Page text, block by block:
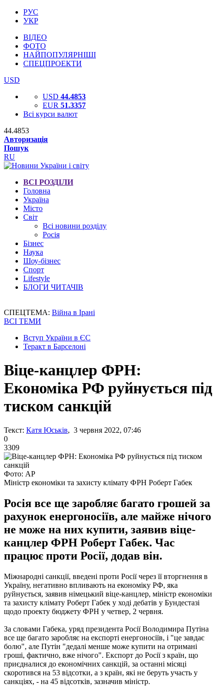
РУС
УКР
ВІДЕО
ФОТО
НАЙПОПУЛЯРНІШІ
СПЕЦПРОЕКТИ
USD
USD 44.4853
EUR 51.3357
Всі курси валют
44.4853
Авторизація
Пошук
RU
ВСІ РОЗДІЛИ
Головна
Україна
Місто
Світ
Всі новини розділу
Росія
Бізнес
Наука
Шоу-бізнес
Спорт
Lifestyle
БЛОГИ ЧИТАЧІВ
СПЕЦТЕМА: Війна в Ірані
ВСІ ТЕМИ
Вступ України в ЄС
Теракт в Барселоні
Віце-канцлер ФРН:
Економіка РФ руйнується під
тиском санкцій
Текст: Катя Юськів, 3 червня 2022, 07:46
0
3309
Фото: АР
Міністр економіки та захисту клімату ФРН Роберт Габек
Росія все ще заробляє багато грошей за
рахунок енергоносіїв, але майже нічого
не може на них купити, заявив віце-
канцлер ФРН Роберт Габек. Час
працює проти Росії, додав він.
Міжнародні санкції, введені проти Росії через її вторгнення в
Україну, негативно впливають на економіку РФ, яка
руйнується, заявив німецький віце-канцлер, міністр економіки
та захисту клімату Роберт Габек у ході дебатів у Бундестазі
щодо проекту бюджету ФРН у четвер, 2 червня.
За словами Габека, уряд президента Росії Володимира Путіна
все ще багато заробляє на експорті енергоносіїв, і "це завдає
болю", але Путін "дедалі менше може купити на отримані
гроші, фактично, вже нічого". Експорт до Росії з країн, що
приєдналися до економічних санкцій, за останні місяці
скоротився на 53 відсотки, а з країн, які не беруть участь у
санкціях, - на 45 відсотків, зазначив міністр.